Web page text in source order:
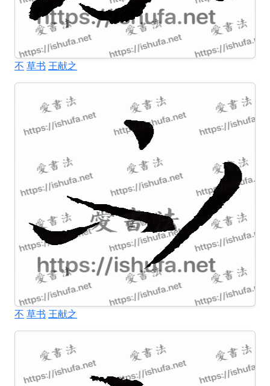
不 草书 王献之
不 草书 王献之